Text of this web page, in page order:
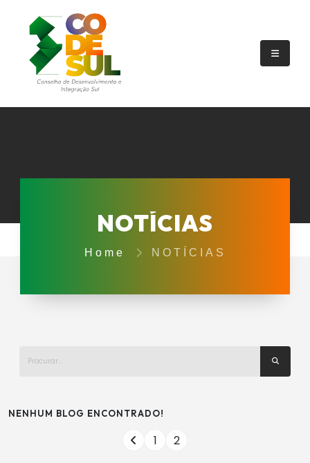
NOTÍCIAS
Home NOTÍCIAS
NENHUM BLOG ENCONTRADO!
1 2